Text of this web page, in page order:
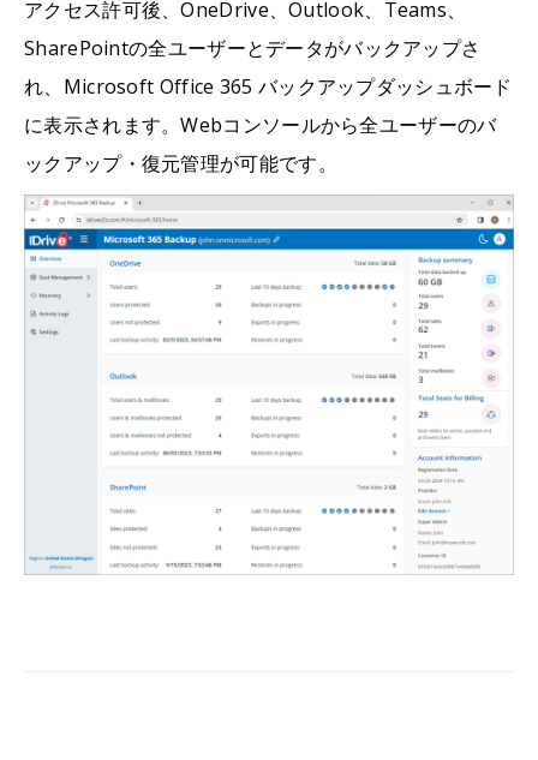
アクセス許可後、OneDrive、Outlook、Teams、
SharePointの全ユーザーとデータがバックアップさ
れ、Microsoft Office 365 バックアップダッシュボード
に表示されます。Webコンソールから全ユーザーのバ
ックアップ・復元管理が可能です。